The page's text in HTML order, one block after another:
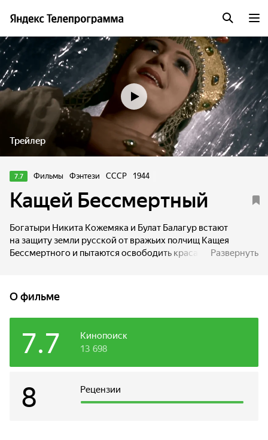
Трейлер
7.7 Фильмы Фэнтези СССР 1944
Кащей Бессмертный
Богатыри Никита Кожемяка и Булат Балагур встают
на защиту земли русской от вражьих полчищ Кащея
Бессмертного и пытаются освободить красавицу Марью
Развернуть
О фильме
Кинопоиск
7.7 13 698
Рецензии
8